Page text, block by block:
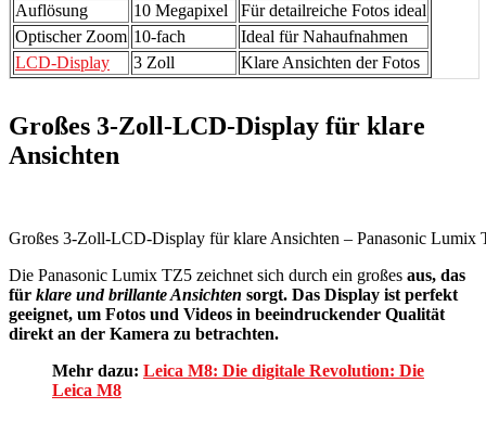
Auflösung
10 Megapixel
Für detailreiche Fotos ideal
Optischer Zoom 10-fach
Ideal für Nahaufnahmen
LCD-Display
3 Zoll Klare Ansichten der Fotos
Großes 3-Zoll-LCD-Display für klare
Ansichten
Großes 3-Zoll-LCD-Display für klare Ansichten – Panasonic
Die Panasonic Lumix TZ5 zeichnet sich durch ein großes aus, das
für klare und brillante Ansichten sorgt. Das Display ist perfekt
geeignet, um Fotos und Videos in beeindruckender Qualität
direkt an der Kamera zu betrachten.
Mehr dazu: Leica M8: Die digitale Revolution: Die
Leica M8